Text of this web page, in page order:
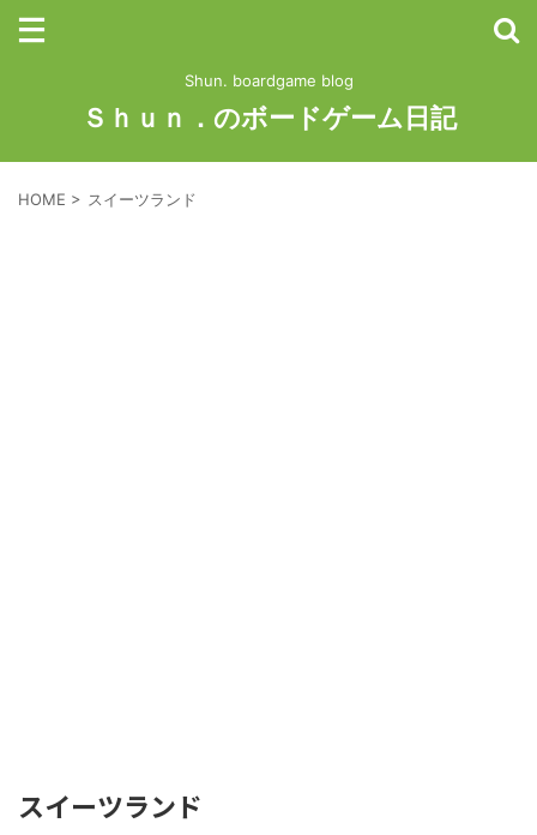
Shun. boardgame blog
Ｓｈｕｎ．のボードゲーム日記
HOME > スイーツランド
スイーツランド